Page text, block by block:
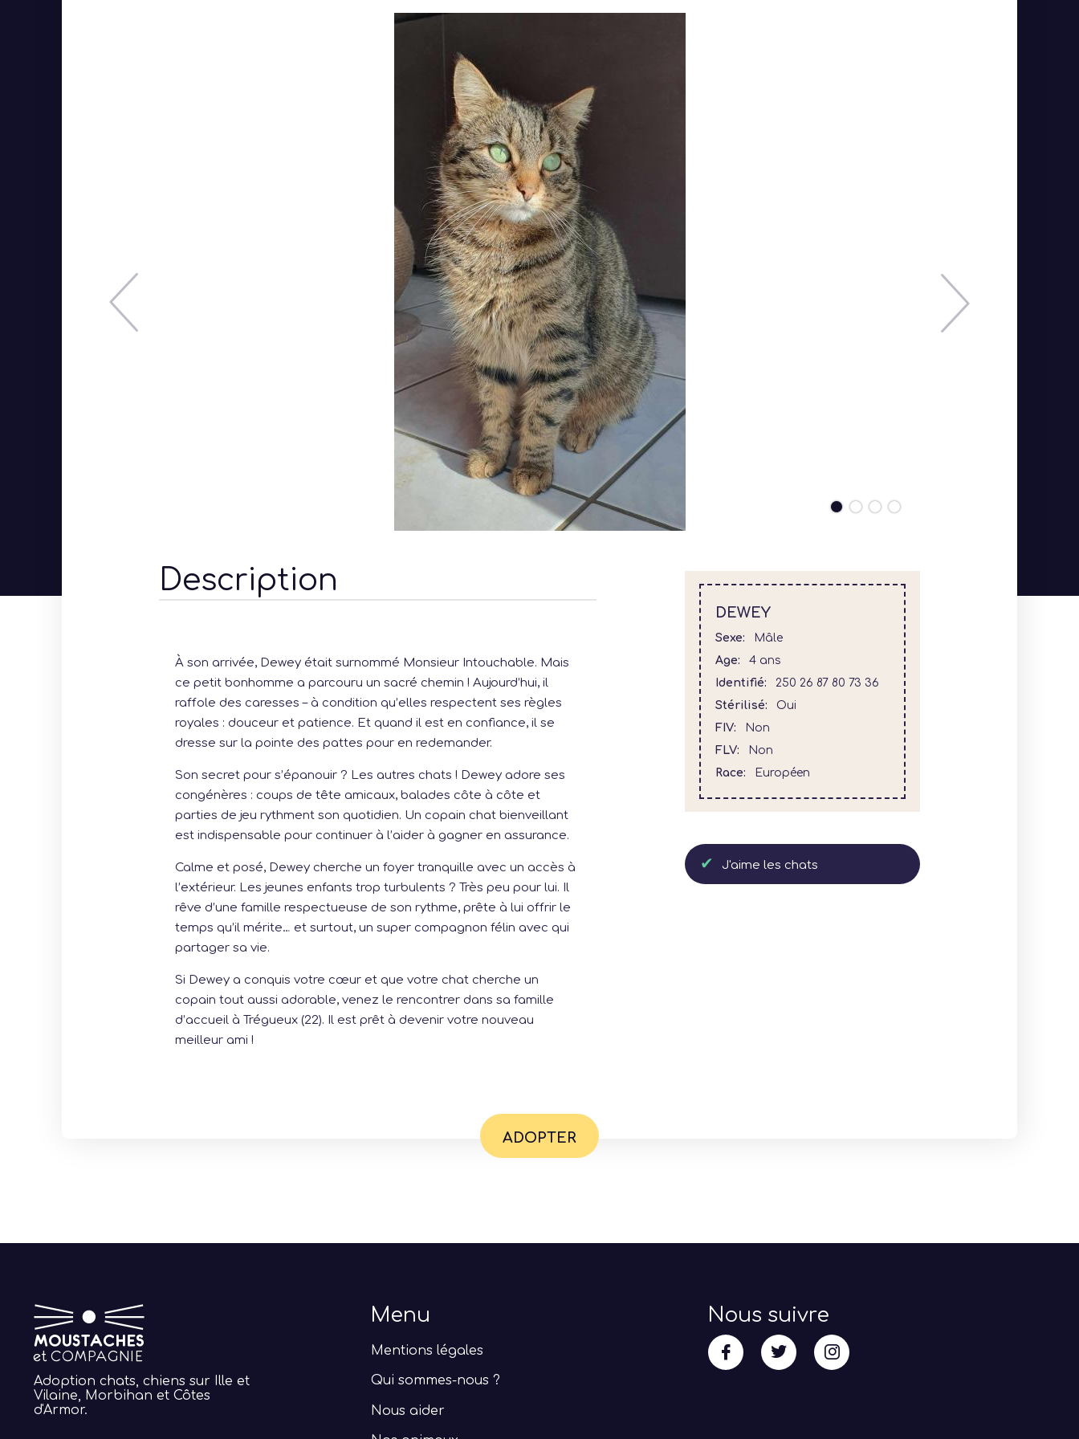
Description
À son arrivée, Dewey était surnommé Monsieur Intouchable. Mais
ce petit bonhomme a parcouru un sacré chemin ! Aujourd’hui, il
raffole des caresses – à condition qu’elles respectent ses règles
royales : douceur et patience. Et quand il est en confiance, il se
dresse sur la pointe des pattes pour en redemander.
Son secret pour s’épanouir ? Les autres chats ! Dewey adore ses
congénères : coups de tête amicaux, balades côte à côte et
parties de jeu rythment son quotidien. Un copain chat bienveillant
est indispensable pour continuer à l’aider à gagner en assurance.
Calme et posé, Dewey cherche un foyer tranquille avec un accès à
l’extérieur. Les jeunes enfants trop turbulents ? Très peu pour lui. Il
rêve d’une famille respectueuse de son rythme, prête à lui offrir le
temps qu’il mérite… et surtout, un super compagnon félin avec qui
partager sa vie.
Si Dewey a conquis votre cœur et que votre chat cherche un
copain tout aussi adorable, venez le rencontrer dans sa famille
d’accueil à Trégueux (22). Il est prêt à devenir votre nouveau
meilleur ami !
DEWEY
Sexe
Mâle
Age
4 ans
Identifié
250 26 87 80 73 36
Stérilisé
Oui
FIV
Non
FLV
Non
Race
Européen
J'aime les chats
ADOPTER
Adoption chats, chiens sur Ille et
Vilaine, Morbihan et Côtes
d'Armor.
Menu
Mentions légales
Qui sommes-nous ?
Nous aider
Nous suivre